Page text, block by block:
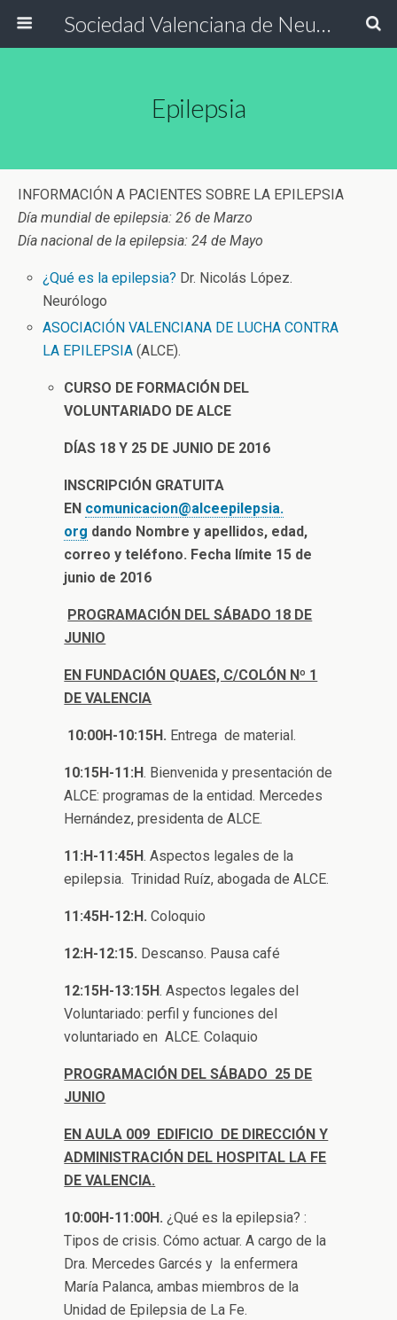
Sociedad Valenciana de Neurología
Epilepsia
INFORMACIÓN A PACIENTES SOBRE LA EPILEPSIA
Día mundial de epilepsia: 26 de Marzo
Día nacional de la epilepsia: 24 de Mayo
¿Qué es la epilepsia? Dr. Nicolás López.
Neurólogo
ASOCIACIÓN VALENCIANA DE LUCHA CONTRA
LA EPILEPSIA (ALCE).
CURSO DE FORMACIÓN DEL
VOLUNTARIADO DE ALCE
DÍAS 18 Y 25 DE JUNIO DE 2016
INSCRIPCIÓN GRATUITA
EN comunicacion@alceepilepsia.
org dando Nombre y apellidos, edad,
correo y teléfono. Fecha límite 15 de
junio de 2016
PROGRAMACIÓN DEL SÁBADO 18 DE
JUNIO
EN FUNDACIÓN QUAES, C/COLÓN Nº 1
DE VALENCIA
10:00H-10:15H. Entrega de material.
10:15H-11:H. Bienvenida y presentación de
ALCE: programas de la entidad. Mercedes
Hernández, presidenta de ALCE.
11:H-11:45H. Aspectos legales de la
epilepsia. Trinidad Ruíz, abogada de ALCE.
11:45H-12:H.Coloquio
12:H-12:15. Descanso. Pausa café
12:15H-13:15H. Aspectos legales del
Voluntariado: perfil y funciones del
voluntariado en ALCE. Colaquio
PROGRAMACIÓN DEL SÁBADO 25 DE
JUNIO
EN AULA 009 EDIFICIO DE DIRECCIÓN Y
ADMINISTRACIÓN DEL HOSPITAL LA FE
DE VALENCIA.
10:00H-11:00H. ¿Qué es la epilepsia? :
Tipos de crisis. Cómo actuar. A cargo de la
Dra. Mercedes Garcés y la enfermera
María Palanca, ambas miembros de la
Unidad de Epilepsia de La Fe.